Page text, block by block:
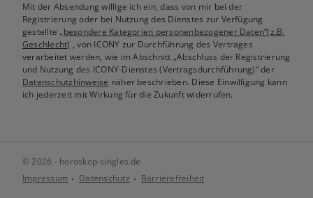
Mit der Absendung willige ich ein, dass von mir bei der
Registrierung oder bei Nutzung des Dienstes zur Verfügung
gestellte„besondere Kategorien personenbezogener Daten“(z.B.
Geschlecht) , von ICONY zur Durchführung des Vertrages
verarbeitet werden, wie im Abschnitt „Abschluss der Registrierung
und Nutzung des ICONY-Dienstes (Vertragsdurchführung)“ der
Datenschutzhinweise näher beschrieben. Diese Einwilligung kann
ich jederzeit mit Wirkung für die Zukunft widerrufen.
© 2026 - horoskop-singles.de
Impressum
Datenschutz Barrierefreiheit